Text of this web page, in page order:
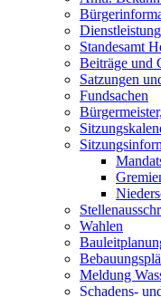
Standesamt
Beiträge und
Satzungen
Fundsachen
Wahlen
Meldung
Schadens-